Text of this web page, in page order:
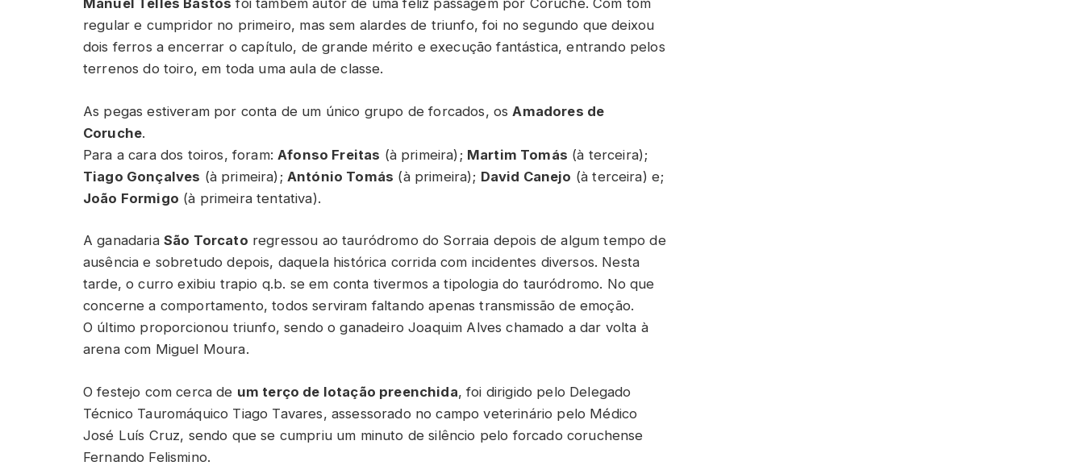
Manuel Telles Bastos foi também autor de uma feliz passagem por Coruche. Com tom
regular e cumpridor no primeiro, mas sem alardes de triunfo, foi no segundo que deixou
dois ferros a encerrar o capítulo, de grande mérito e execução fantástica, entrando pelos
terrenos do toiro, em toda uma aula de classe.
As pegas estiveram por conta de um único grupo de forcados, os Amadores de
Coruche.
Para a cara dos toiros, foram: Afonso Freitas (à primeira); Martim Tomás (à terceira);
Tiago Gonçalves (à primeira); António Tomás (à primeira); David Canejo (à terceira) e;
João Formigo (à primeira tentativa).
A ganadaria São Torcato regressou ao tauródromo do Sorraia depois de algum tempo de
ausência e sobretudo depois, daquela histórica corrida com incidentes diversos. Nesta
tarde, o curro exibiu trapio q.b. se em conta tivermos a tipologia do tauródromo. No que
concerne a comportamento, todos serviram faltando apenas transmissão de emoção.
O último proporcionou triunfo, sendo o ganadeiro Joaquim Alves chamado a dar volta à
arena com Miguel Moura.
O festejo com cerca de um terço de lotação preenchida, foi dirigido pelo Delegado
Técnico Tauromáquico Tiago Tavares, assessorado no campo veterinário pelo Médico
José Luís Cruz, sendo que se cumpriu um minuto de silêncio pelo forcado coruchense
Fernando Felismino.